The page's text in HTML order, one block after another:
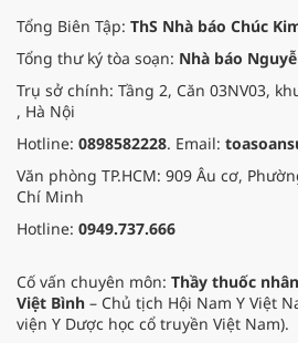
Tổng Biên Tập: ThS Nhà báo Chúc
Tổng thư ký tòa soạn: Nhà báo
Trụ sở chính: Tầng 2, Căn 03NV03,
, Hà Nội
Hotline: 0898582228. Email:
Văn phòng TP.HCM: 909 Âu cơ,
Chí Minh
Hotline: 0949.737.666
Cố vấn chuyên môn: Thầy thuốc
Việt Bình – Chủ tịch Hội Nam Y Việt
viện Y Dược học cổ truyền Việt Nam).